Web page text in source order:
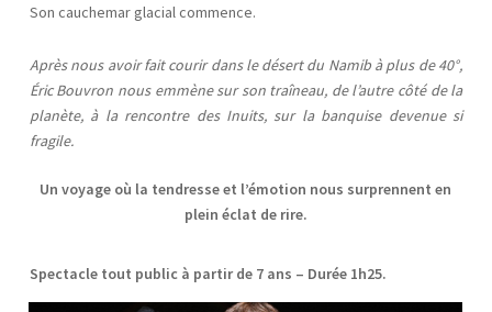
Son cauchemar glacial commence.
Après nous avoir fait courir dans le désert du Namib à plus de 40°,
Éric Bouvron nous emmène sur son traîneau, de l’autre côté de la
planète, à la rencontre des Inuits, sur la banquise devenue si
fragile.
Un voyage où la tendresse et l’émotion nous surprennent en
plein éclat de rire.
Spectacle tout public à partir de 7 ans – Durée 1h25.